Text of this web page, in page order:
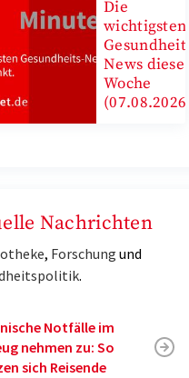
Die
wichtigsten
Gesundheits-
News diese
Woche
(07.08.2026)
Nachrichten
, Forschung und
.
Notfälle im
nehmen zu: So
sich Reisende